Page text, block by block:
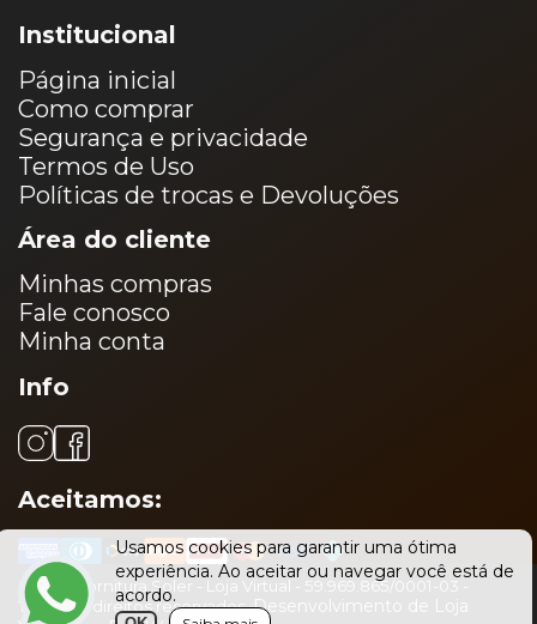
Institucional
Página inicial
Como comprar
Segurança e privacidade
Termos de Uso
Políticas de trocas e Devoluções
Área do cliente
Minhas compras
Fale conosco
Minha conta
Info
Aceitamos:
© 2026
Fornitura Soler - Loja Virtual - 59.969.865/0001-03 -
Todos os direitos reservados.Desenvolvimento de Loja
Usamos cookies para garantir uma ótima
experiência. Ao aceitar ou navegar você está de
acordo.